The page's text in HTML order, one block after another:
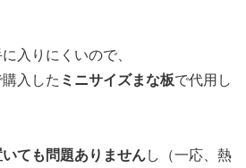
入りにくいので、
入した ミニサイズまな板で代用し
ても問題ありませんし（一応、熱